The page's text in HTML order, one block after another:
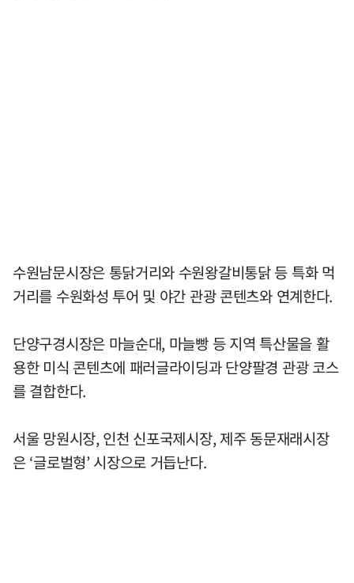
수원남문시장은 통닭거리와 수원왕갈비통닭 등 특화 먹
거리를 수원화성 투어 및 야간 관광 콘텐츠와 연계한다.
단양구경시장은 마늘순대, 마늘빵 등 지역 특산물을 활
용한 미식 콘텐츠에 패러글라이딩과 단양팔경 관광 코스
를 결합한다.
서울 망원시장, 인천 신포국제시장, 제주 동문재래시장
은 ‘글로벌형’ 시장으로 거듭난다.